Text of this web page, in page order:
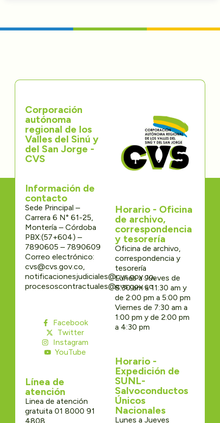
Contáctenos
Corporación
autónoma
regional de los
Valles del Sinú y
del San Jorge -
CVS
Información de
contacto
Sede Principal –
Carrera 6 N° 61-25,
Montería – Córdoba
PBX:(57+604) –
7890605 – 7890609
Correo electrónico:
cvs@cvs.gov.co,
notificacionesjudiciales@cvs.gov.co,
procesoscontractuales@cvs.gov.co
Facebook
Twitter
Instagram
YouTube
Línea de
atención
Linea de atención
gratuita 01 8000 91
4808
Horario - Oficina
de archivo,
correspondencia
y tesorería
Oficina de archivo,
correspondencia y
tesorería
Lunes a Jueves de
8:30 am a 11:30 am y
de 2:00 pm a 5:00 pm
Viernes de 7:30 am a
1:00 pm y de 2:00 pm
a 4:30 pm
Horario -
Expedición de
SUNL-
Salvoconductos
Únicos
Nacionales
Lunes a Jueves